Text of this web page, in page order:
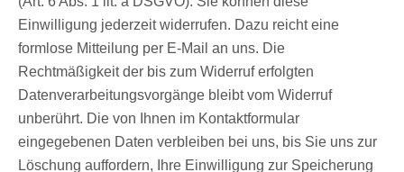
Einwilligung jederzeit widerrufen. Dazu reicht eine
formlose Mitteilung per E-Mail an uns. Die
Rechtmäßigkeit der bis zum Widerruf erfolgten
Datenverarbeitungsvorgänge bleibt vom Widerruf
unberührt. Die von Ihnen im Kontaktformular
eingegebenen Daten verbleiben bei uns, bis Sie uns zur
Löschung auffordern, Ihre Einwilligung zur Speicherung